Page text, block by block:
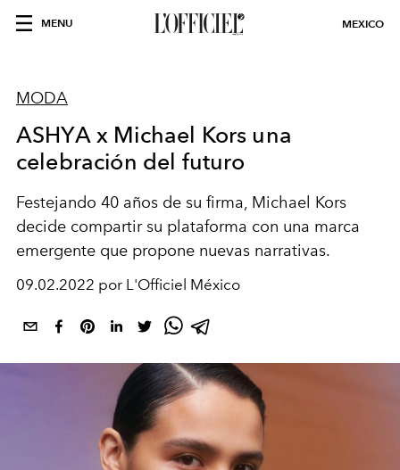
MENU MEXICO
MODA
ASHYA x Michael Kors una
celebración del futuro
Festejando 40 años de su firma, Michael Kors
decide compartir su plataforma con una marca
emergente que propone nuevas narrativas.
09.02.2022 por L'Officiel México